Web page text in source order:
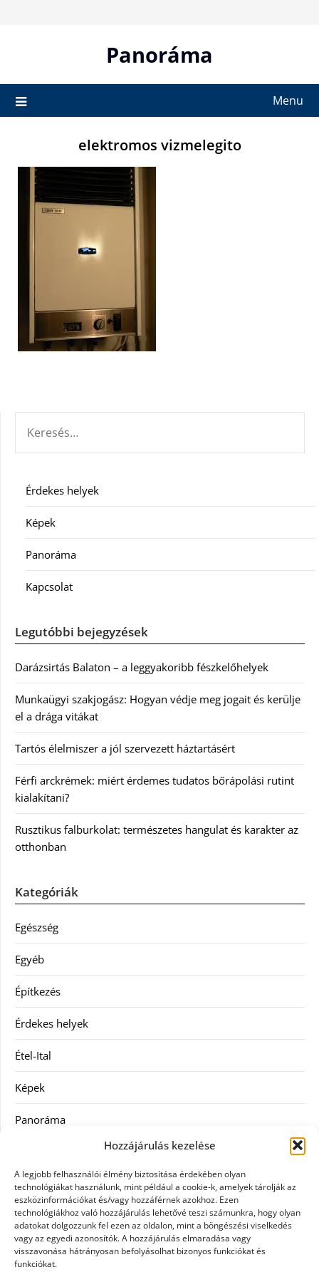
Hozzájárulás kezelése
A legjobb felhasználói élmény biztosítása érdekében olyan
technológiákat használunk, mint például a cookie-k, amelyek tárolják az
eszközinformációkat és/vagy hozzáférnek azokhoz. Ezen
technológiákhoz való hozzájárulás lehetővé teszi számunkra, hogy olyan
adatokat dolgozzunk fel ezen az oldalon, mint a böngészési viselkedés
vagy az egyedi azonosítók. A hozzájárulás elmaradása vagy
visszavonása hátrányosan befolyásolhat bizonyos funkciókat és
funkciókat.
Panoráma
Menu
elektromos vizmelegito
Érdekes helyek
Képek
Panoráma
Kapcsolat
Legutóbbi bejegyzések
Darázsirtás Balaton – a leggyakoribb fészkelőhelyek
Munkaügyi szakjogász: Hogyan védje meg jogait és kerülje
el a drága vitákat
Tartós élelmiszer a jól szervezett háztartásért
Férfi arckrémek: miért érdemes tudatos bőrápolási rutint
kialakítani?
Rusztikus falburkolat: természetes hangulat és karakter az
otthonban
Kategóriák
Egészség
Egyéb
Építkezés
Érdekes helyek
Étel-Ital
Képek
Panoráma
Szolgáltatás
Vásárlás
Webáruházak